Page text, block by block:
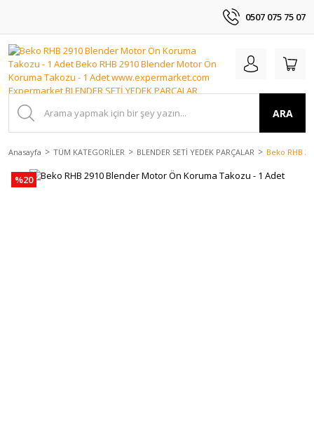
0507 075 75 07
ARA
Anasayfa TÜM KATEGORİLER BLENDER SETİ YEDEK PARÇALAR Beko RHB
%20